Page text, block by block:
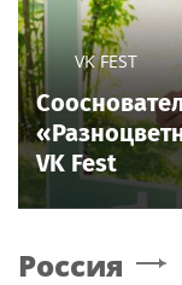
VK FEST
VK Fest
Россия